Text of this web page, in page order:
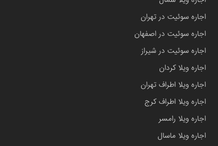
اجاره سوئیت در تهران
اجاره سوئیت در اصفهان
اجاره سوئیت در شیراز
اجاره ویلا کردان
اجاره ویلا اطراف تهران
اجاره ویلا اطراف کرج
اجاره ویلا رامسر
اجاره ویلا ماسال